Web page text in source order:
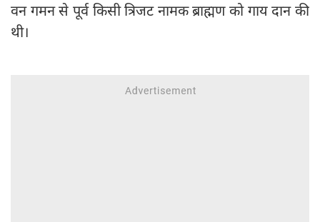
वन गमन से पूर्व किसी त्रिजट नामक ब्राह्मण को गाय दान की
थी।